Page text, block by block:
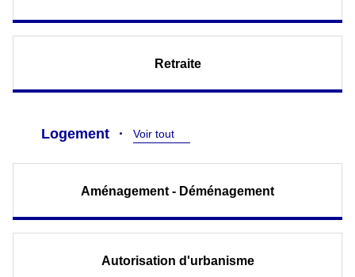
Retraite
Logement Voir tout
Aménagement - Déménagement
Autorisation d'urbanisme